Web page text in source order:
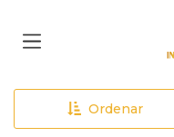
Ordenar